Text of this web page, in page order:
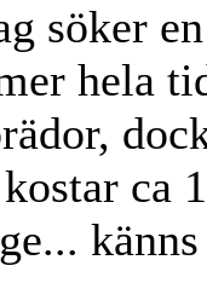
söker
hela
ca
känns